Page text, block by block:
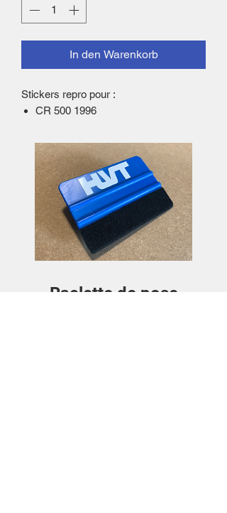
In den Warenkorb
Stickers repro pour :
CR 500 1996
Raclette de pose